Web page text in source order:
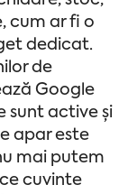
cum ar fi o
dedicat.
de
Google
sunt active și
apar este
mai putem
cuvinte